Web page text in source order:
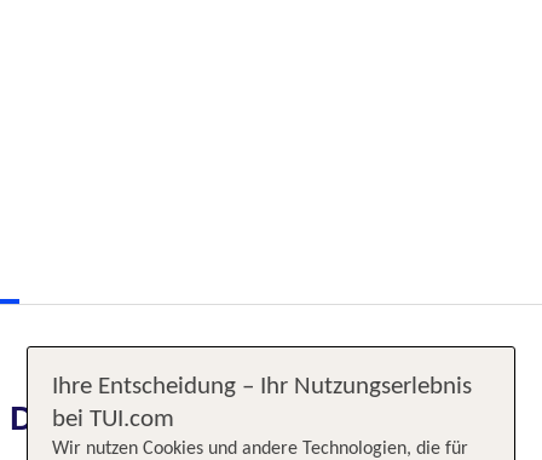
Das erwartet Sie
Ihre Entscheidung – Ihr Nutzungserlebnis
bei TUI.com
Wir nutzen Cookies und andere Technologien, die für